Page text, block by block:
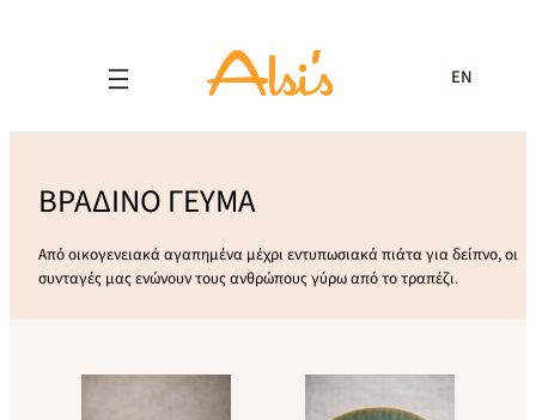
EN
ΒΡΑΔΙΝΟ ΓΕΥΜΑ
Από οικογενειακά αγαπημένα μέχρι εντυπωσιακά πιάτα για δείπνο, οι
συνταγές μας ενώνουν τους ανθρώπους γύρω από το τραπέζι.